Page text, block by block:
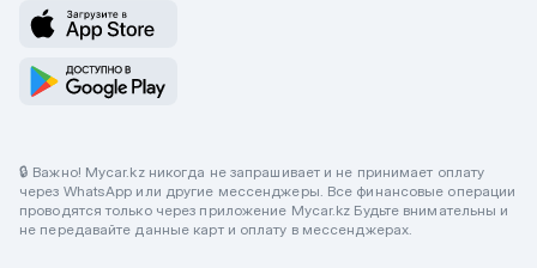
🔒 Важно! Mycar.kz никогда не запрашивает и не принимает оплату
через WhatsApp или другие мессенджеры. Все финансовые операции
проводятся только через приложение Mycar.kz Будьте внимательны и
не передавайте данные карт и оплату в мессенджерах.